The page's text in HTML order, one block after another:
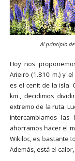
Al principio
Hoy nos
Arieiro (1.810 m.) y
es el cenit de la isla.
km., decidimos
extremo de la ruta.
intercambiamos
ahorramos hacer el
Wikiloc, es bastante
Además, está el